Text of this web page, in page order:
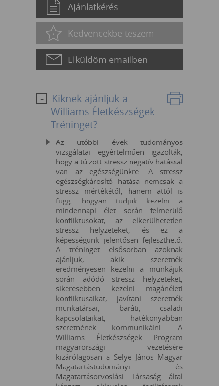
Ajánlatkérés
Kedvencekbe teszem
Elküldöm emailben
Kiknek ajánljuk a
Williams Életkészségek
Tréninget?
Az utóbbi évek tudományos
vizsgálatai egyértelműen igazolták,
hogy a túlzott stressz negatív hatással
van az egészségünkre. A stressz
egészségkárosító hatása nemcsak a
stressz mértékétől, hanem attól is
függ, hogyan tudjuk kezelni a
mindennapi élet során felmerülő
konfliktusokat, az elkerülhetetlen
stressz helyzeteket, és ez a
képességünk jelentősen fejleszthető.
A tréninget elsősorban azoknak
ajánljuk, akik szeretnék
eredményesen kezelni a munkájuk
során adódó stressz helyzeteket,
sikeresebben kezelni magánéleti
konfliktusaikat, javítani szeretnék
munkatársai, baráti, családi
kapcsolataikat, hatékonyabban
szeretnének kommunikálni. A
Williams Életkészségek Program
magyarországi vezetésére
kizárólagosan a Selye János Magyar
Magatartástudományi és
Magatartásorvoslási Társaság által